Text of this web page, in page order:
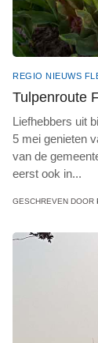
REGIO NIEUWS
Tulpenroute
Liefhebbers uit
5 mei genieten
van de
eerst ook in...
GESCHREVEN DOOR